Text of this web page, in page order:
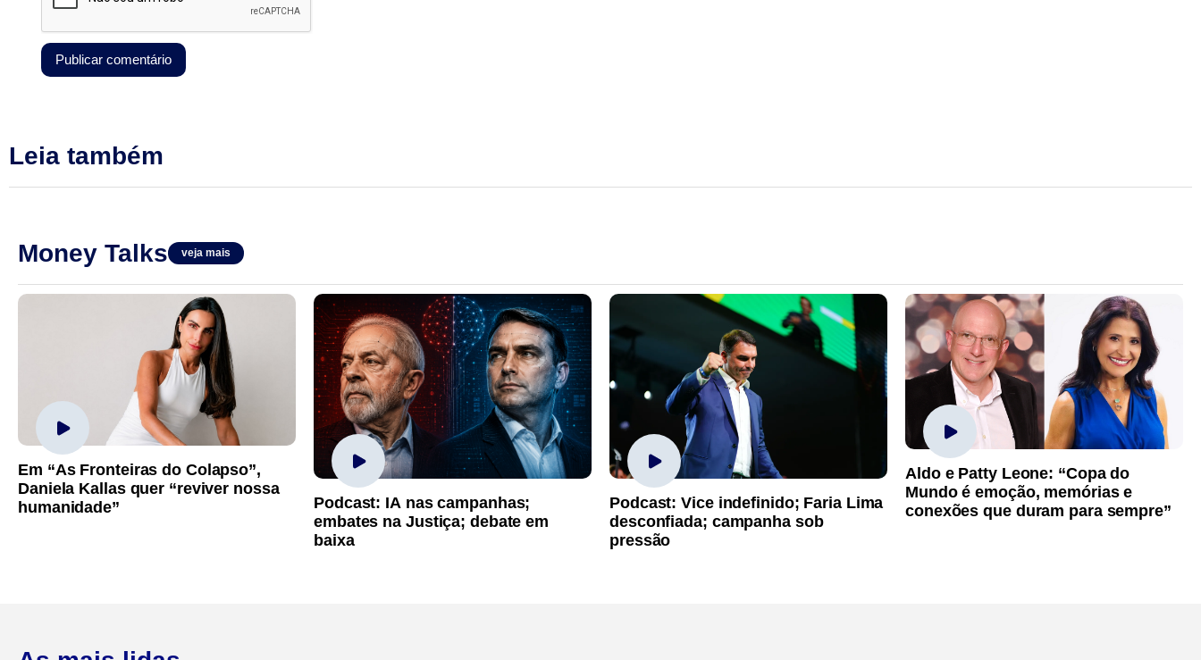
Leia também
Money Talks veja mais
Em “As Fronteiras do Colapso”,
Daniela Kallas quer “reviver nossa
humanidade”
Podcast: IA nas campanhas;
embates na Justiça; debate em
baixa
Podcast: Vice indefinido; Faria Lima
desconfiada; campanha sob
pressão
Aldo e Patty Leone: “Copa do
Mundo é emoção, memórias e
conexões que duram para sempre”